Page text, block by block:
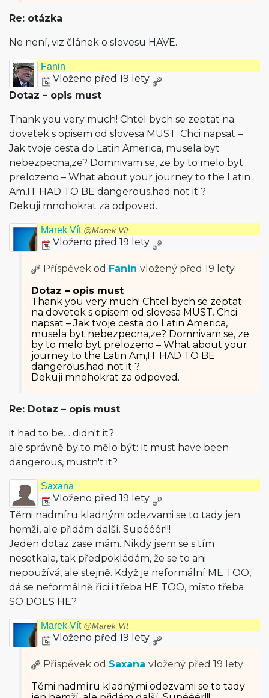
Re: otázka
Ne není, viz článek o slovesu HAVE.
Fanin
Vloženo před 19 lety
Dotaz – opis must
Thank you very much! Chtel bych se zeptat na
dovetek s opisem od slovesa MUST. Chci napsat –
Jak tvoje cesta do Latin America, musela byt
nebezpecna,ze? Domnivam se, ze by to melo byt
prelozeno – What about your journey to the Latin
Am,IT HAD TO BE dangerous,had not it ?
Dekuji mnohokrat za odpoved.
Marek Vít @Marek Vít
Vloženo před 19 lety
Příspěvek od Fanin vložený před 19 lety
Dotaz – opis must
Thank you very much! Chtel bych se zeptat
na dovetek s opisem od slovesa MUST. Chci
napsat – Jak tvoje cesta do Latin America,
musela byt nebezpecna,ze? Domnivam se, ze
by to melo byt prelozeno – What about your
journey to the Latin Am,IT HAD TO BE
dangerous,had not it ?
Dekuji mnohokrat za odpoved.
Re: Dotaz – opis must
it had to be… didn't it?
ale správně by to mělo být: It must have been
dangerous, mustn't it?
Saxana
Vloženo před 19 lety
Těmi nadmíru kladnými odezvami se to tady jen
hemží, ale přidám další. Supééér!!!
Jeden dotaz zase mám. Nikdy jsem se s tím
nesetkala, tak předpokládám, že se to ani
nepoužívá, ale stejně. Když je neformální ME TOO,
dá se neformálně říci i třeba HE TOO, místo třeba
SO DOES HE?
Marek Vít @Marek Vít
Vloženo před 19 lety
Příspěvek od Saxana vložený před 19 lety
Těmi nadmíru kladnými odezvami se to tady